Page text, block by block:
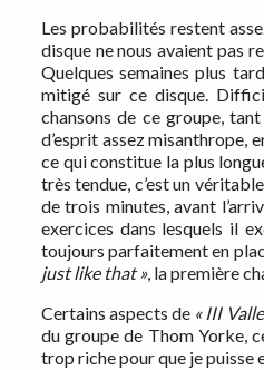
Les probabilités restent
disque ne nous avaient pas
Quelques semaines plus
mitigé sur ce disque.
chansons de ce groupe,
d’esprit assez misanthrope,
ce qui constitue la plus
très tendue, c’est un
de trois minutes, avant
exercices dans lesquels il
toujours parfaitement en
just like that », la première
Certains aspects de « III
du groupe de Thom Yorke,
trop riche pour que je puisse